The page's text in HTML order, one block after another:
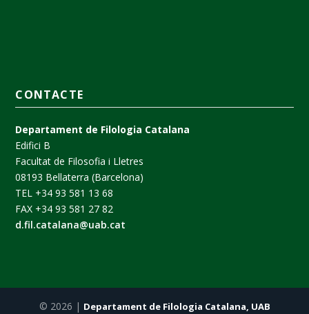
CONTACTE
Departament de Filologia Catalana
Edifici B
Facultat de Filosofia i Lletres
08193 Bellaterra (Barcelona)
TEL +34 93 581 13 68
FAX +34 93 581 27 82
d.fil.catalana@uab.cat
© 2026 | Departament de Filologia Catalana, UAB